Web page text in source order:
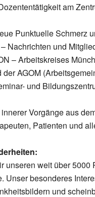
am
Punktuelle Schmerz
Nachrichten und
– Arbeitskreises
AGOM
und
Vorgänge aus
Patienten und
unseren weit über
Unser besonderes
und